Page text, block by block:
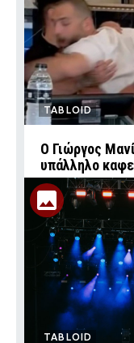
TABLOID
Ο Γιώργος
υπάλληλο
TABLOID